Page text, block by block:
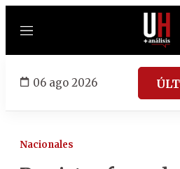
Menú
06 ago 2026
Nacionales